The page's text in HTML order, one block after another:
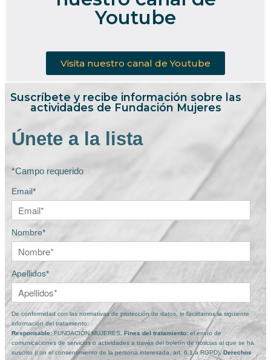
Youtube
Visita nuestro canal de Youtube
Suscríbete y recibe información sobre las
actividades de Fundación Mujeres
Únete a la lista
*Campo requerido
Email*
Nombre*
Apellidos*
De conformidad con las normativas de protección de datos, le facilitamos la siguiente
información del tratamiento:
Responsable: FUNDACIÓN MUJERES, Fines del tratamiento: el envío de
comunicaciones de servicios o actividades a través del boletín de noticias al que se ha
suscrito (con el consentimiento de la persona interesada, art. 6.1.a RGPD).Derechos